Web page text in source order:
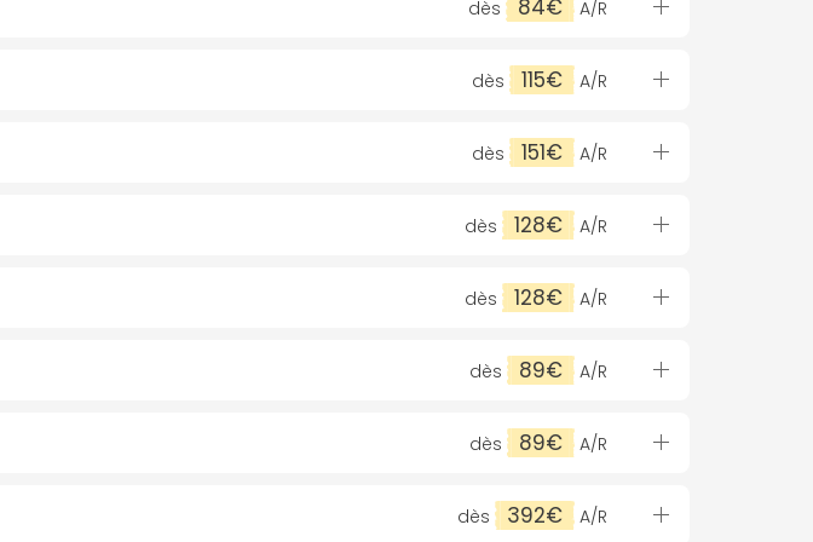
dès 84€ A/R
dès 115€ A/R
dès 151€ A/R
dès 128€ A/R
dès 128€ A/R
dès 89€ A/R
dès 89€ A/R
dès 392€ A/R